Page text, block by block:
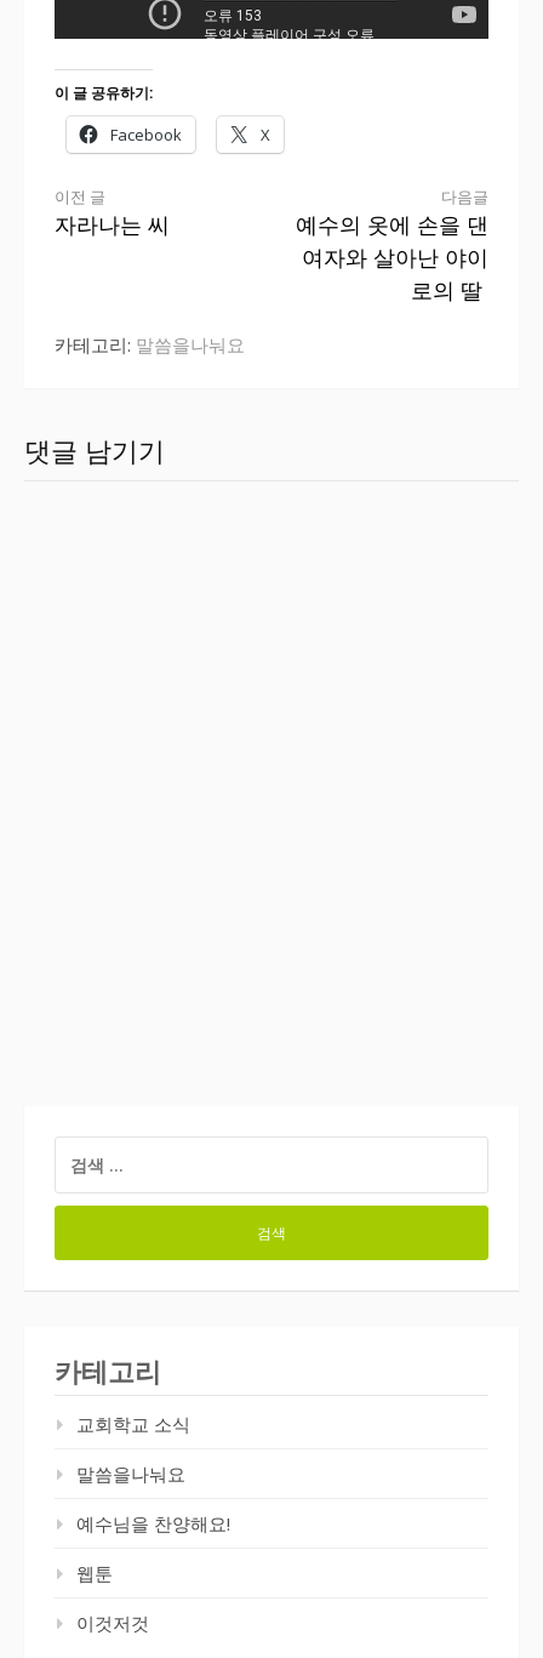
이 글 공유하기:
Facebook X
더
보
이전 글
자라나는 씨
다음글
예수의 옷에 손을 댄
여자와 살아난 야이
로의 딸
카테고리: 말씀을나눠요
댓글 남기기
색:
카테고리
교회학교 소식
말씀을나눠요
예수님을 찬양해요!
웹툰
이것저것